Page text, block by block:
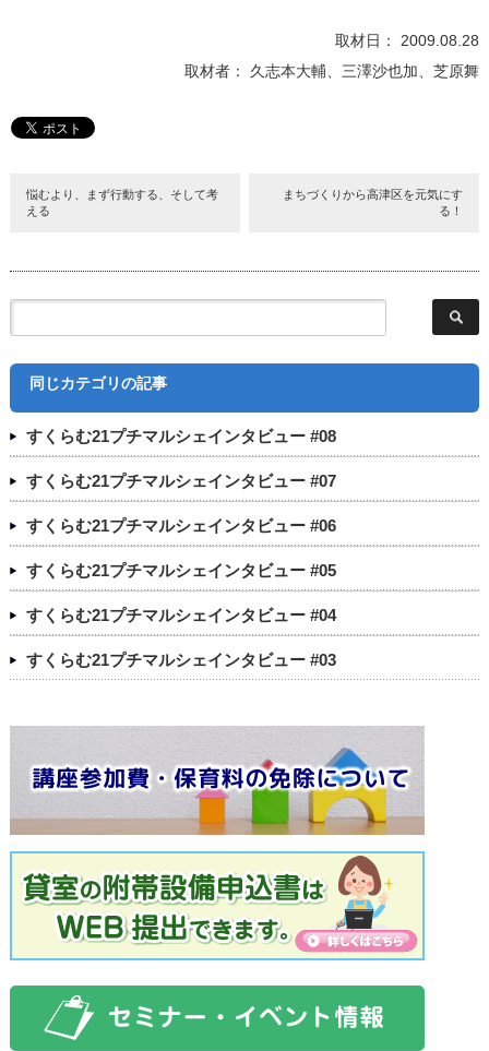
取材日： 2009.08.28
取材者： 久志本大輔、三澤沙也加、芝原舞
悩むより、まず行動する、そして考
える
まちづくりから高津区を元気にす
る！
同じカテゴリの記事
すくらむ21プチマルシェインタビュー #08
すくらむ21プチマルシェインタビュー #07
すくらむ21プチマルシェインタビュー #06
すくらむ21プチマルシェインタビュー #05
すくらむ21プチマルシェインタビュー #04
すくらむ21プチマルシェインタビュー #03